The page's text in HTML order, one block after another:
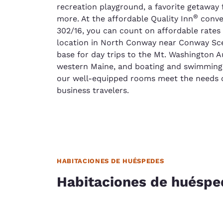
recreation playground, a favorite
more. At the affordable Quality Inn®
302/16, you can count on affordable
location in North Conway near Conway
base for day trips to the Mt. Washington
western Maine, and boating and
our well-equipped rooms meet the needs
business travelers.
HABITACIONES DE HUÉSPEDES
Habitaciones de